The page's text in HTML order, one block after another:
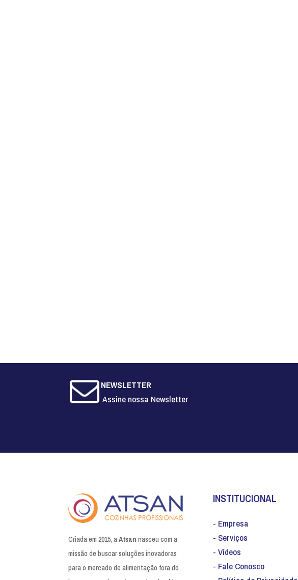
NEWSLETTER
Assine nossa Newsletter
Criada em 2015, aAtsan nasceu com a
missão de buscar soluções inovadoras
para o mercado de alimentação fora do
INSTITUCIONAL
- Empresa
- Serviços
- Vídeos
- Fale Conosco